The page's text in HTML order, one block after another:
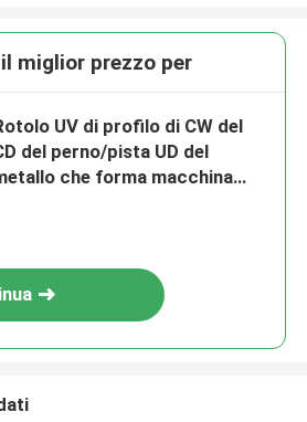
miglior prezzo per
UV di profilo di CW del
del perno/pista UD del
che forma macchina